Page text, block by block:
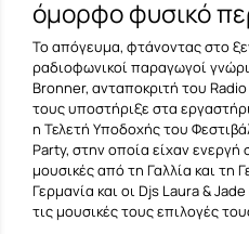
όμορφο φυσικό
Το απόγευμα, φτάνοντας στο
ραδιοφωνικοί παραγωγοί
Bronner, ανταποκριτή του
τους υποστήριξε στα
η Τελετή Υποδοχής του
Party, στην οποία είχαν ενεργή
μουσικές από τη Γαλλία και τη
Γερμανία και οι Djs Laura &
τις μουσικές τους επιλογές